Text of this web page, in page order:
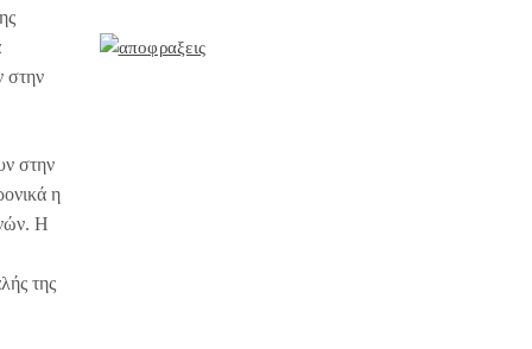
στην
στην
η
Η
της